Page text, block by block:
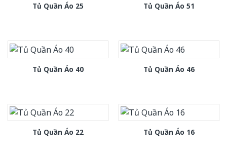
Tủ Quần Áo 25 Tủ Quần Áo 51
Tủ Quần Áo 40 Tủ Quần Áo 46
Tủ Quần Áo 22 Tủ Quần Áo 16